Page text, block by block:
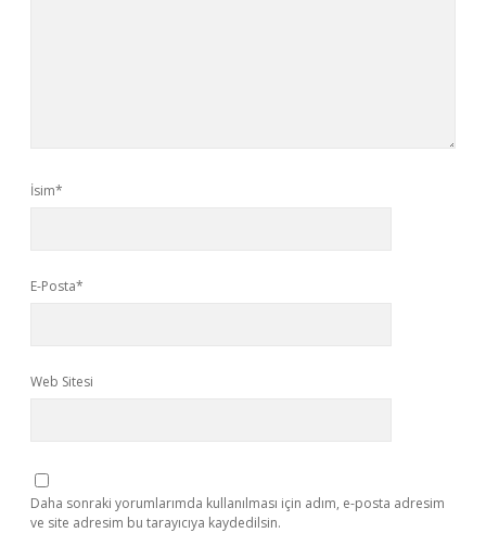
İsim*
E-Posta*
Web Sitesi
Daha sonraki yorumlarımda kullanılması için adım, e-posta adresim
ve site adresim bu tarayıcıya kaydedilsin.